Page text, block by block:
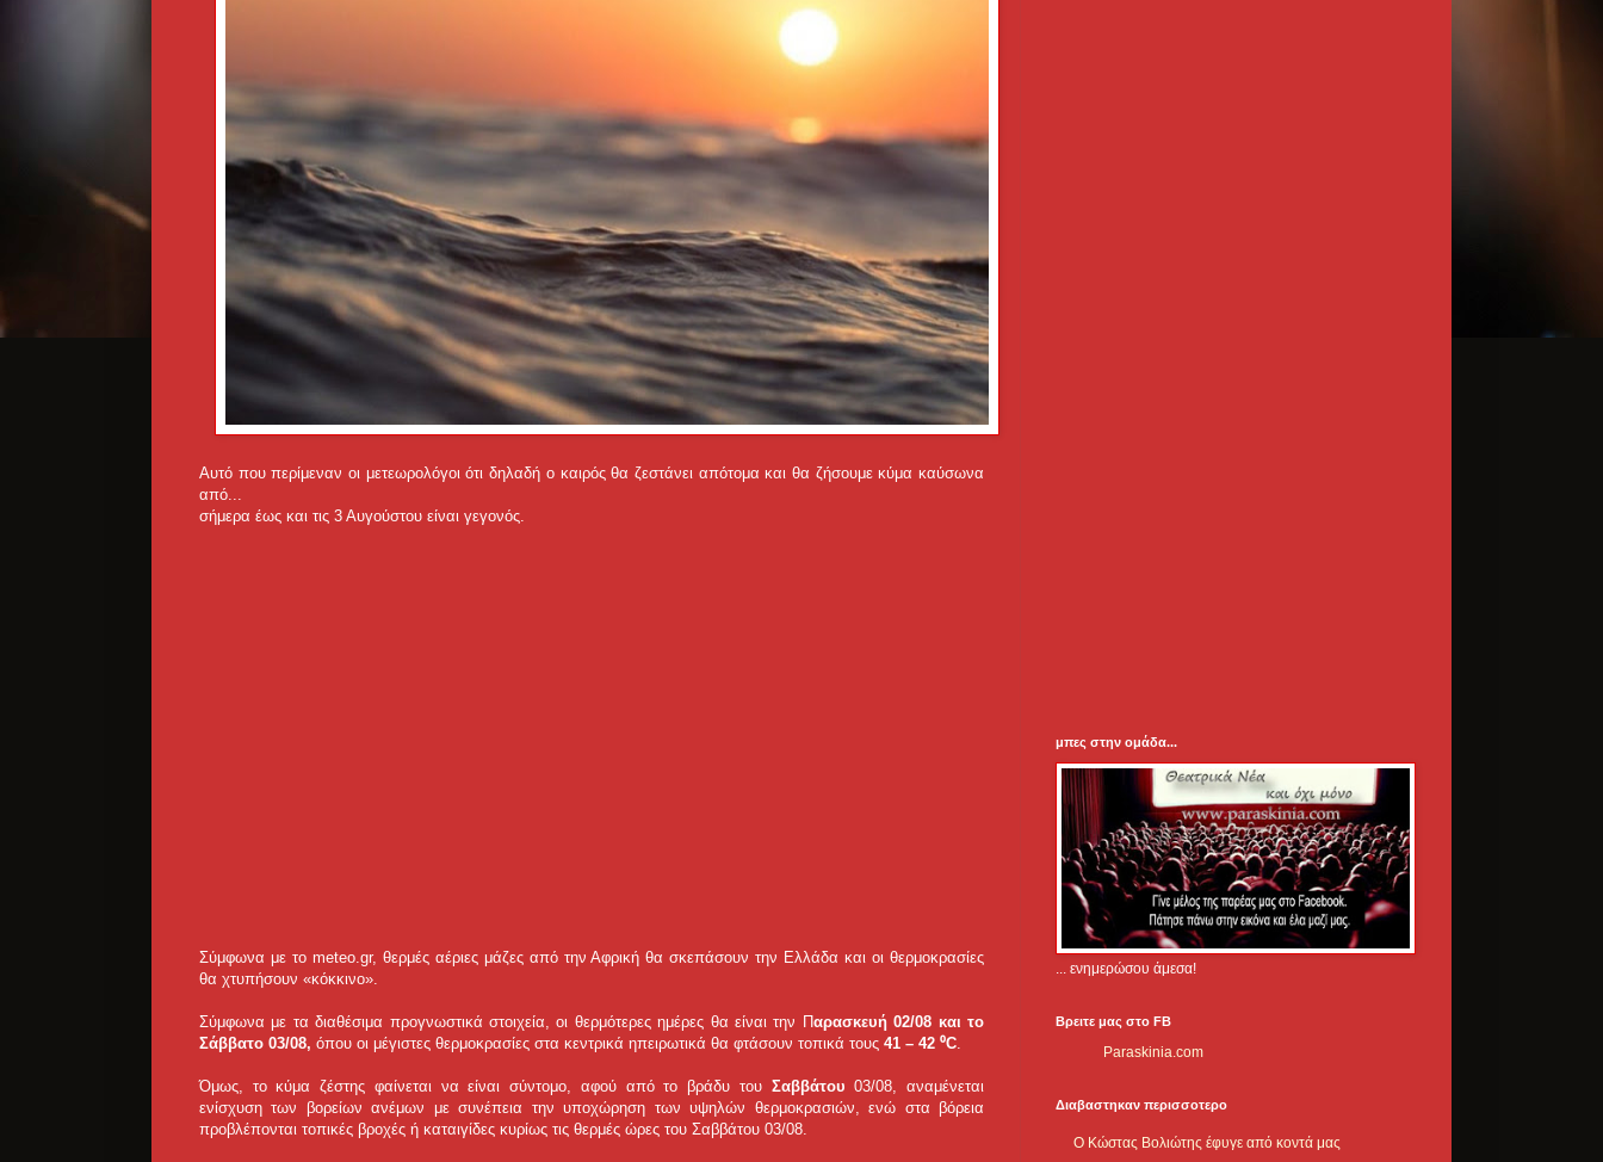
Αυτό που περίμεναν οι μετεωρολόγοι ότι δηλαδή ο καιρός θα ζεστάνει απότομα και θα ζήσουμε κύμα καύσωνα
από...
σήμερα έως και τις 3 Αυγούστου είναι γεγονός.
Σύμφωνα με το meteo.gr, θερμές αέριες μάζες από την Αφρική θα σκεπάσουν την Ελλάδα και οι θερμοκρασίες
θα χτυπήσουν «κόκκινο».
Σύμφωνα με τα διαθέσιμα προγνωστικά στοιχεία, οι θερμότερες ημέρες θα είναι την Παρασκευή 02/08 και το
Σάββατο 03/08, όπου οι μέγιστες θερμοκρασίες στα κεντρικά ηπειρωτικά θα φτάσουν τοπικά τους 41 – 42 ⁰C.
Όμως, το κύμα ζέστης φαίνεται να είναι σύντομο, αφού από το βράδυ του Σαββάτου03/08, αναμένεται
ενίσχυση των βορείων ανέμων με συνέπεια την υποχώρηση των υψηλών θερμοκρασιών, ενώ στα βόρεια
προβλέπονται τοπικές βροχές ή καταιγίδες κυρίως τις θερμές ώρες του Σαββάτου 03/08.
μπες στην ομάδα...
... ενημερώσου άμεσα!
Βρειτε μας στο FB
Paraskinia.com
Διαβαστηκαν περισσοτερο
Ο Κώστας Βολιώτης έφυγε από κοντά μας